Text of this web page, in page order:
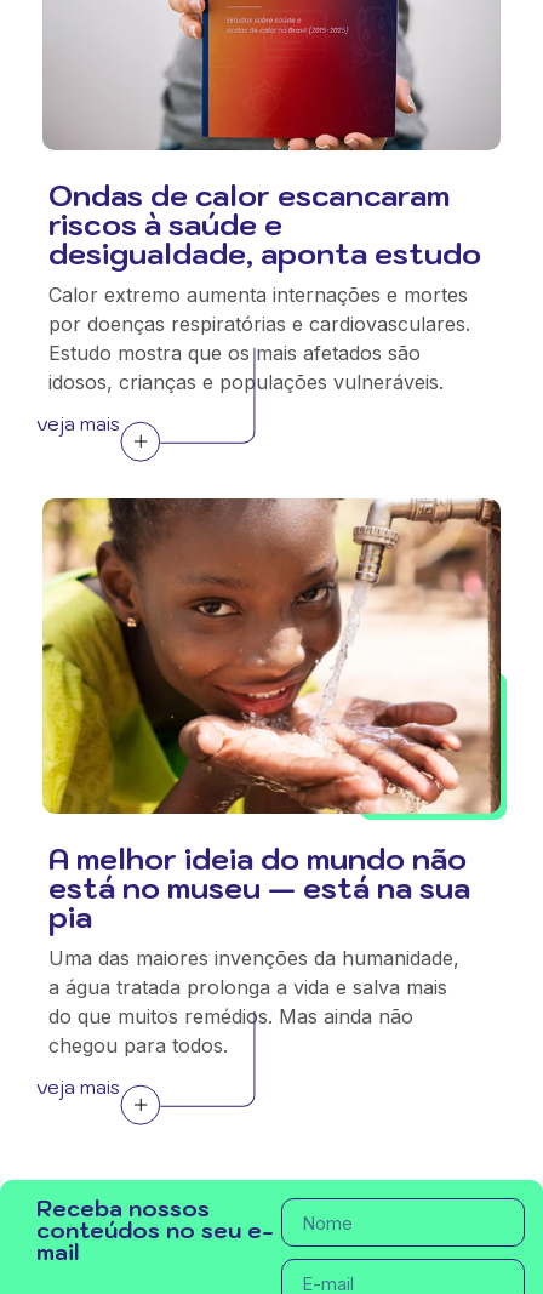
Ondas de calor escancaram
riscos à saúde e
desigualdade, aponta estudo
Calor extremo aumenta internações e mortes
por doenças respiratórias e cardiovasculares.
Estudo mostra que os mais afetados são
idosos, crianças e populações vulneráveis.
veja mais
A melhor ideia do mundo não
está no museu — está na sua
pia
Uma das maiores invenções da humanidade,
a água tratada prolonga a vida e salva mais
do que muitos remédios. Mas ainda não
chegou para todos.
veja mais
Receba nossos
conteúdos no seu e-
mail